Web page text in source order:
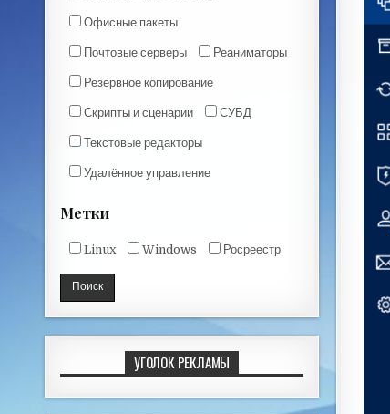
Офисные пакеты
Почтовые серверы Реаниматоры
Резервное копирование
Скрипты и сценарии СУБД
Текстовые редакторы
Удалённое управление
Метки
Linux Windows Росреестр
УГОЛОК РЕКЛАМЫ